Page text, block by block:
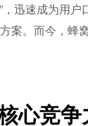
迅速成为用
案。而今，
心竞争